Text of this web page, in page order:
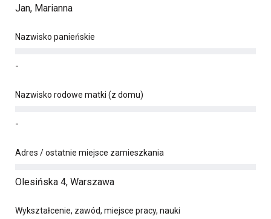
Jan, Marianna
Nazwisko panieńskie
-
Nazwisko rodowe matki (z domu)
-
Adres / ostatnie miejsce zamieszkania
Olesińska 4, Warszawa
Wykształcenie, zawód, miejsce pracy, nauki